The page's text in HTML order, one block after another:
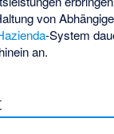
von
-System
an.